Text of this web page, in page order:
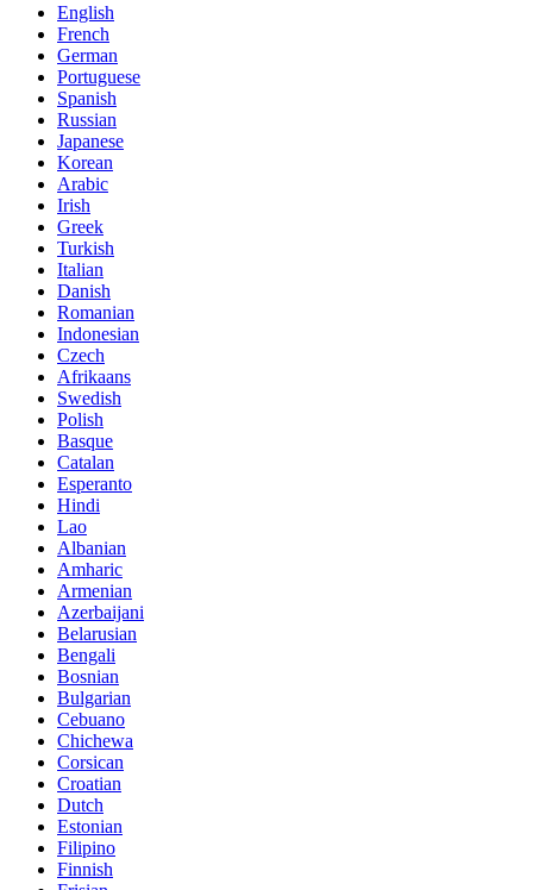
English
French
German
Portuguese
Spanish
Russian
Japanese
Korean
Arabic
Irish
Greek
Turkish
Italian
Danish
Romanian
Indonesian
Czech
Afrikaans
Swedish
Polish
Basque
Catalan
Esperanto
Hindi
Lao
Albanian
Amharic
Armenian
Azerbaijani
Belarusian
Bengali
Bosnian
Bulgarian
Cebuano
Chichewa
Corsican
Croatian
Dutch
Estonian
Filipino
Finnish